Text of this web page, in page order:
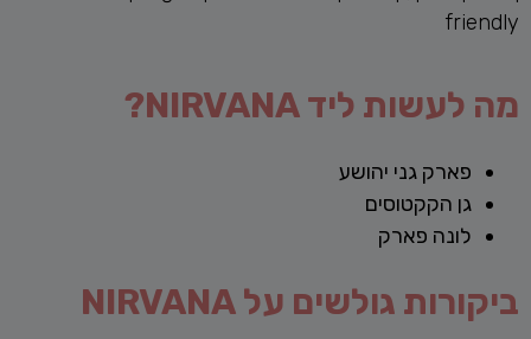
friendly
מה לעשות ליד NIRVANA?
פארק גני יהושע
גן הקקטוסים
לונה פארק
ביקורות גולשים על NIRVANA